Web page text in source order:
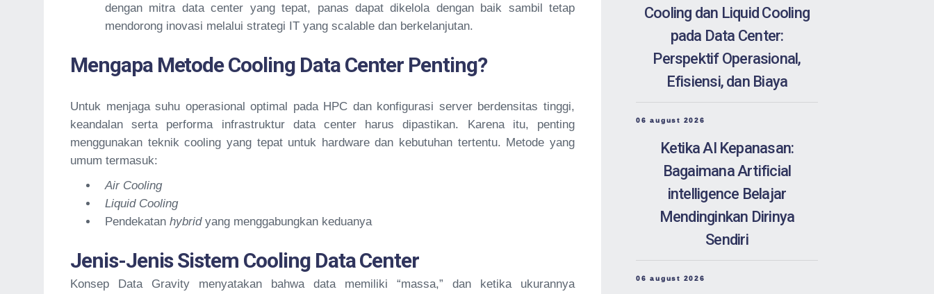
dengan mitra data center yang tepat, panas dapat dikelola dengan baik sambil tetap
mendorong inovasi melalui strategi IT yang scalable dan berkelanjutan.
Mengapa Metode Cooling Data Center Penting?
Untuk menjaga suhu operasional optimal pada HPC dan konfigurasi server berdensitas tinggi,
keandalan serta performa infrastruktur data center harus dipastikan. Karena itu, penting
menggunakan teknik cooling yang tepat untuk hardware dan kebutuhan tertentu. Metode yang
umum termasuk:
Air Cooling
Liquid Cooling
Pendekatan hybridyang menggabungkan keduanya
Jenis-Jenis Sistem Cooling Data Center
Konsep Data Gravity menyatakan bahwa data memiliki “massa,” dan ketika ukurannya
Cooling dan Liquid Cooling
pada Data Center:
Perspektif Operasional,
Efisiensi, dan Biaya
06 august 2026
Ketika AI Kepanasan:
Bagaimana Artificial
intelligence Belajar
Mendinginkan Dirinya
Sendiri
06 august 2026